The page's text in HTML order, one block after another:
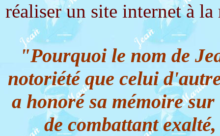
réaliser un site internet à
"Pourquoi le nom de
notoriété que celui
a honoré sa mémoire
de combattant